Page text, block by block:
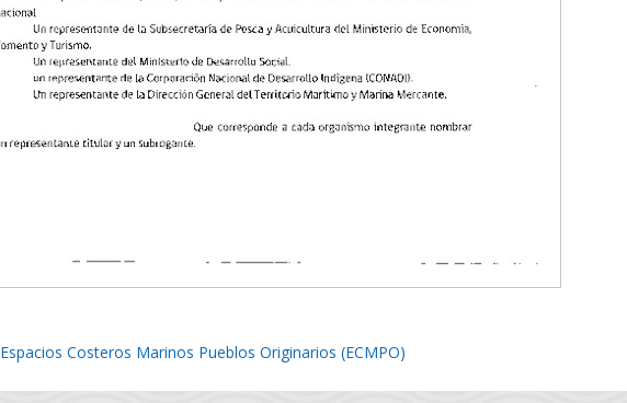
Espacios Costeros Marinos Pueblos Originarios (ECMPO)